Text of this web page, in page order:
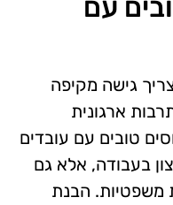
עם
גישה מקיפה
ארגונית
טובים עם עובדים
בעבודה, אלא גם
משפטיות. הבנת